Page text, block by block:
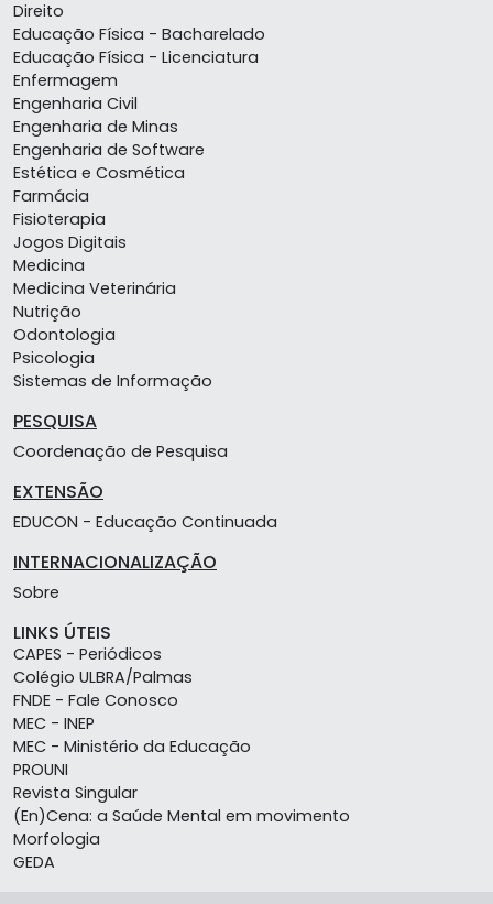
Direito
Educação Física - Bacharelado
Educação Física - Licenciatura
Enfermagem
Engenharia Civil
Engenharia de Minas
Engenharia de Software
Estética e Cosmética
Farmácia
Fisioterapia
Jogos Digitais
Medicina
Medicina Veterinária
Nutrição
Odontologia
Psicologia
Sistemas de Informação
PESQUISA
Coordenação de Pesquisa
EXTENSÃO
EDUCON - Educação Continuada
INTERNACIONALIZAÇÃO
Sobre
LINKS ÚTEIS
CAPES - Periódicos
Colégio ULBRA/Palmas
FNDE - Fale Conosco
MEC - INEP
MEC - Ministério da Educação
PROUNI
Revista Singular
(En)Cena: a Saúde Mental em movimento
Morfologia
GEDA